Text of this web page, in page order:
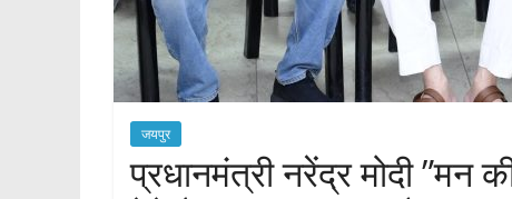
जयपुर
प्रधानमंत्री नरेंद्र मोदी ”मन